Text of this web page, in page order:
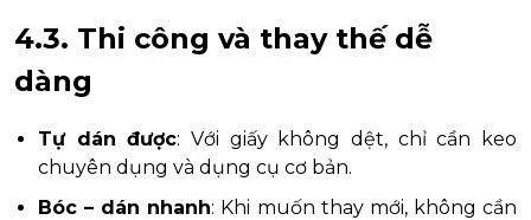
4.3. Thi công và thay thế dễ
dàng
Tự dán được: Với giấy không dệt, chỉ cần keo
chuyên dụng và dụng cụ cơ bản.
Bóc – dán nhanh: Khi muốn thay mới, không cần